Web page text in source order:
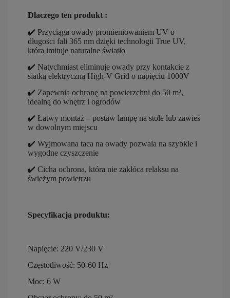
Dlaczego ten produkt :
✔️ Przyciąga owady promieniowaniem UV o
długości fali 365 nm dzięki technologii True UV,
która imituje naturalne światło
✔️ Natychmiast eliminuje owady przy kontakcie z
siatką elektryczną High-V Grid o napięciu 1000V
✔️ Zapewnia ochronę na powierzchni do 50 m²,
idealną do wnętrz i ogrodów
✔️ Łatwy montaż – postaw lampę na stole lub zawieś
w dowolnym miejscu
✔️ Wyjmowana taca na owady pozwala na szybkie i
wygodne czyszczenie
✔️ Cicha ochrona, która nie zakłóca relaksu na
świeżym powietrzu
Specyfikacja produktu:
Napięcie: 220 V/230 V
Częstotliwość: 50-60 Hz
Moc: 6 W